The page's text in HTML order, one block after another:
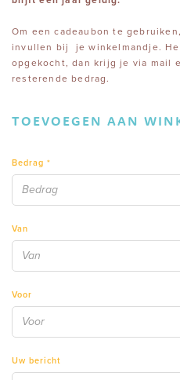
Om een cadeaubon te
invullen bij je winkelmandje.
opgekocht, dan krijg je via mail
resterende bedrag.
TOEVOEGEN AAN
Bedrag *
Van
Voor
Uw bericht